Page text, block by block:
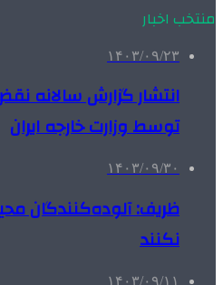
منتخب اخبار
۱۴۰۳/۰۹/۲۳
انتشار گزارش سالانه
توسط وزارت خارجه ایران
۱۴۰۳/۰۹/۳۰
ظریف: آلوده‌کنندگان
نکنند
۱۴۰۳/۰۹/۱۱